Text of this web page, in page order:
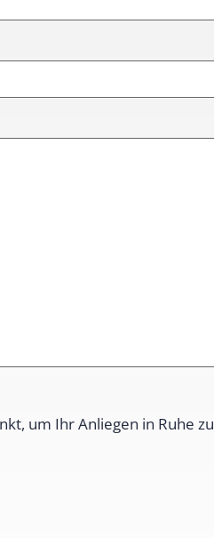
um Ihr Anliegen in Ruhe zu